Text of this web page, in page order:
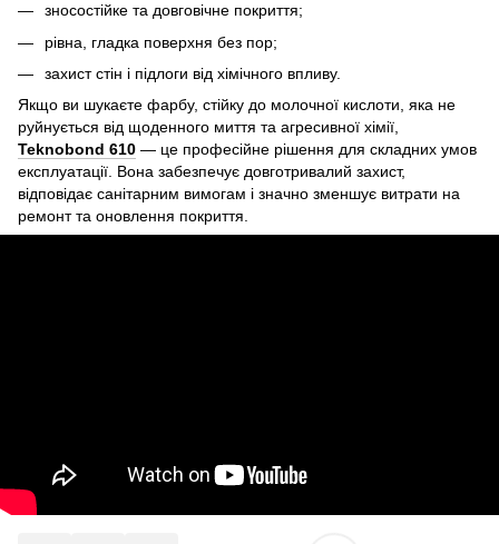
зносостійке та довговічне покриття;
рівна, гладка поверхня без пор;
захист стін і підлоги від хімічного впливу.
Якщо ви шукаєте фарбу, стійку до молочної кислоти, яка не
руйнується від щоденного миття та агресивної хімії,
Teknobond 610 — це професійне рішення для складних умов
експлуатації. Вона забезпечує довготривалий захист,
відповідає санітарним вимогам і значно зменшує витрати на
ремонт та оновлення покриття.